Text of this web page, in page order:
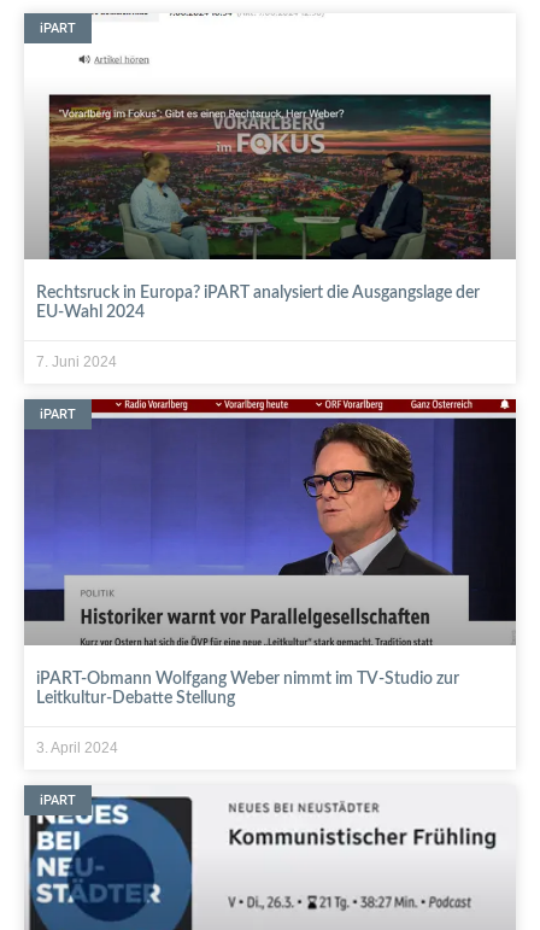
iPART
Rechtsruck in Europa? iPART analysiert die Ausgangslage der
EU-Wahl 2024
7. Juni 2024
iPART
iPART-Obmann Wolfgang Weber nimmt im TV-Studio zur
Leitkultur-Debatte Stellung
3. April 2024
iPART